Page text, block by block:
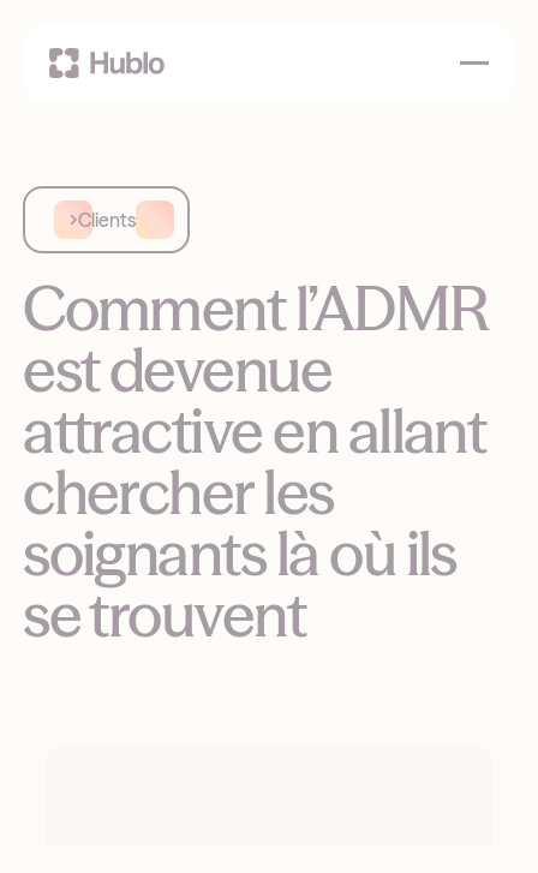
Clients
Comment l’ADMR
est devenue
attractive en allant
chercher les
soignants là où ils
se trouvent